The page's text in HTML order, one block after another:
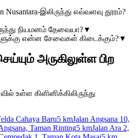
Nusantara-இலிருந்து எவ்வளவு தூரம்?
நியமனம் தேவையா?▼
என்ன சேவைகள் கிடைக்கும்?▼
அருகிலுள்ள பிற
உள்ள கிளினிக்கிலிருந்து
Cahaya Baru5 kmJalan Angsana 10,
Taman Rinting5 kmJalan Ara 2,